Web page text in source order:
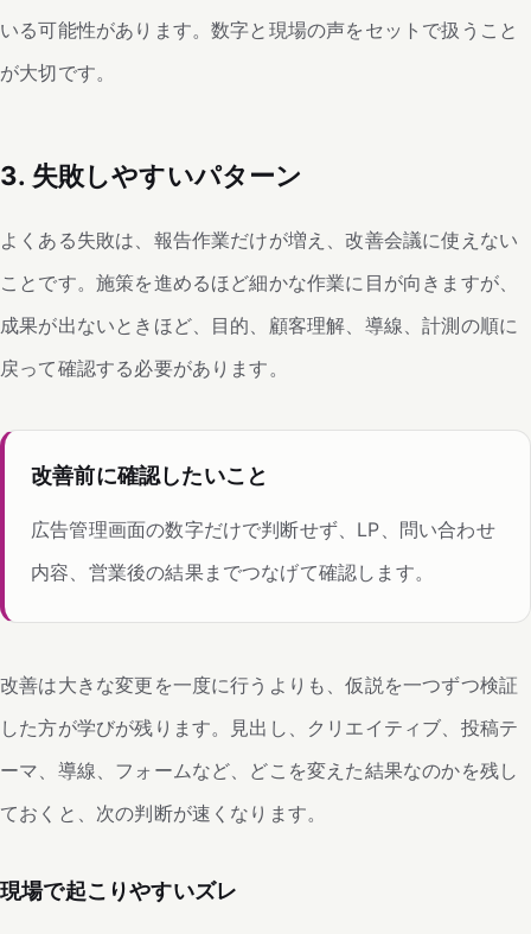
いる可能性があります。数字と現場の声をセットで扱うこと
が大切です。
3. 失敗しやすいパターン
よくある失敗は、報告作業だけが増え、改善会議に使えない
ことです。施策を進めるほど細かな作業に目が向きますが、
成果が出ないときほど、目的、顧客理解、導線、計測の順に
戻って確認する必要があります。
改善前に確認したいこと
広告管理画面の数字だけで判断せず、LP、問い合わせ
内容、営業後の結果までつなげて確認します。
改善は大きな変更を一度に行うよりも、仮説を一つずつ検証
した方が学びが残ります。見出し、クリエイティブ、投稿テ
ーマ、導線、フォームなど、どこを変えた結果なのかを残し
ておくと、次の判断が速くなります。
現場で起こりやすいズレ